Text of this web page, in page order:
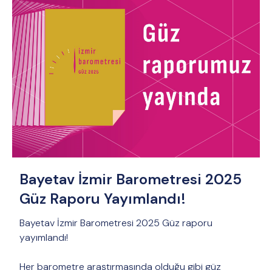
Bayetav İzmir Barometresi 2025
Güz Raporu Yayımlandı!
Bayetav İzmir Barometresi 2025 Güz raporu
yayımlandı!
Her barometre araştırmasında olduğu gibi güz